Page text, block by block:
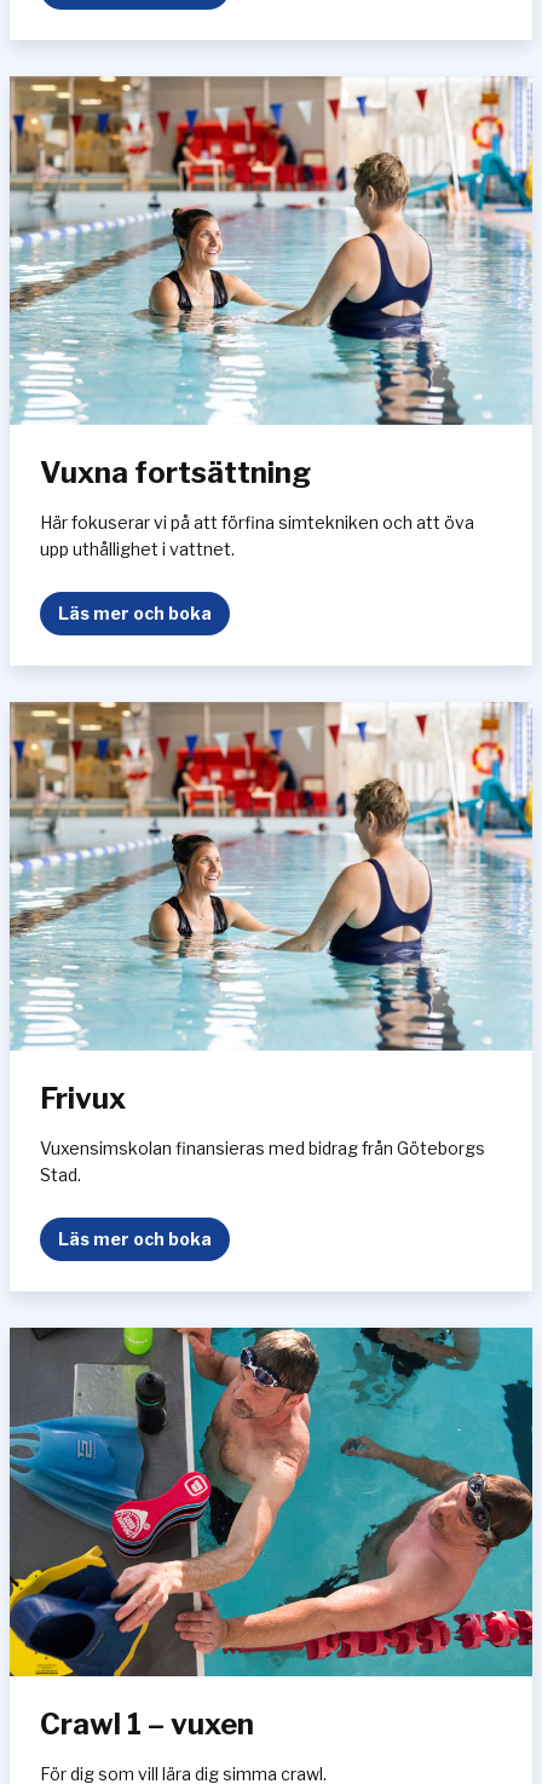
u
x
n
y
b
ö
r
j
a
r
e
Vuxna fortsättning
Här fokuserar vi på att förfina simtekniken och att öva
upp uthållighet i vattnet.
Läs mer och boka
u
x
f
o
r
t
s
ä
t
t
n
i
n
g
Frivux
Vuxensimskolan finansieras med bidrag från Göteborgs
Stad.
Läs mer och boka
r
i
u
x
Crawl 1 – vuxen
För dig som vill lära dig simma crawl.